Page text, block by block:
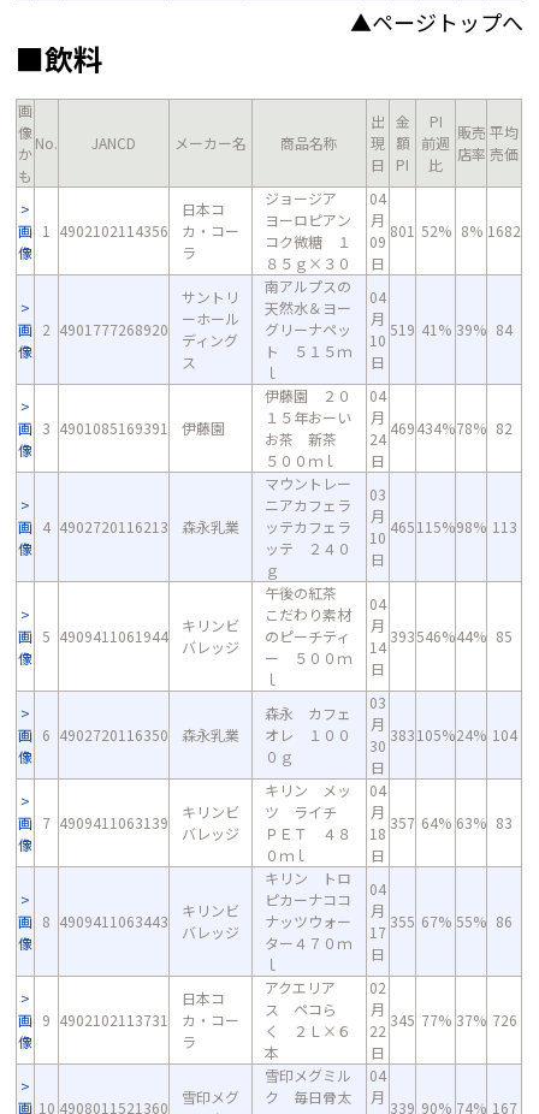
▲ページトップへ
■飲料
画
像
か
も
No. JANCD メーカー名 商品名称
出
現
日
金
額
PI
PI
前週
比
販売
店率
平均
売価
画
像
1 4902102114356
日本コ
カ・コー
ラ
ジョージア
ヨーロピアン
コク微糖 １
８５ｇ×３０
04
月
09
日
801 52% 8% 1682
画
像
2 4901777268920
サントリ
ーホール
ディング
ス
南アルプスの
天然水＆ヨー
グリーナペッ
ト ５１５ｍ
ｌ
04
月
10
日
519 41% 39% 84
画
像
3 4901085169391 伊藤園
伊藤園 ２０
１５年おーい
お茶 新茶
５００ｍｌ
04
月
24
日
469434%78% 82
画
像
4 4902720116213 森永乳業
マウントレー
ニアカフェラ
ッテカフェラ
ッテ ２４０
ｇ
03
月
10
日
465115%98% 113
画
像
5 4909411061944
キリンビ
バレッジ
午後の紅茶
こだわり素材
のピーチティ
ー ５００ｍ
ｌ
04
月
14
日
393546%44% 85
画
像
6 4902720116350 森永乳業
森永 カフェ
オレ １００
０ｇ
03
月
30
日
383105%24% 104
画
像
7 4909411063139
キリンビ
バレッジ
キリン メッ
ツ ライチ
ＰＥＴ ４８
０ｍｌ
04
月
18
日
357 64% 63% 83
画
像
8 4909411063443
キリンビ
バレッジ
キリン トロ
ピカーナココ
ナッツウォー
ター４７０ｍ
ｌ
04
月
17
日
355 67% 55% 86
画
像
9 4902102113731
日本コ
カ・コー
ラ
アクエリア
ス ペコら
く ２Ｌ×６
本
02
月
22
日
345 77% 37% 726
画 10 4908011521360
雪印メグ
雪印メグミル
ク 毎日骨太
04
月
339 90% 74% 167